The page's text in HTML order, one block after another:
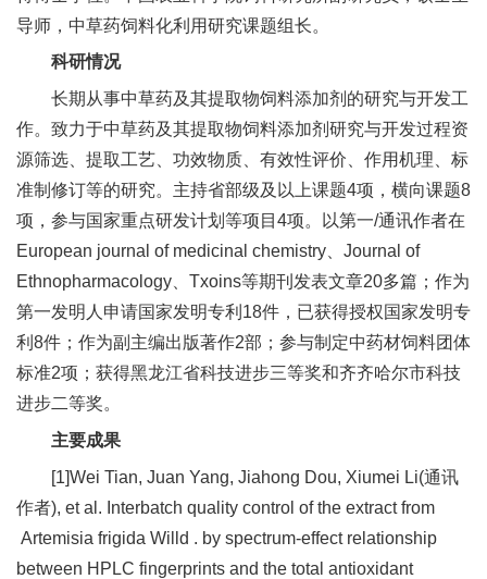
伍
教
育
交
流
合
作
工
导师，中草药饲料化利用研究课题组长。
科研情况
长期从事中草药及其提取物饲料添加剂的研究与开发工
作。致力于中草药及其提取物饲料添加剂研究与开发过程资
源筛选、提取工艺、功效物质、有效性评价、作用机理、标
准制修订等的研究。主持省部级及以上课题4项，横向课题8
项，参与国家重点研发计划等项目4项。以第一/通讯作者在
European journal of medicinal chemistry、Journal of
Ethnopharmacology、Txoins等期刊发表文章20多篇；作为
第一发明人申请国家发明专利18件，已获得授权国家发明专
利8件；作为副主编出版著作2部；参与制定中药材饲料团体
标准2项；获得黑龙江省科技进步三等奖和齐齐哈尔市科技
进步二等奖。
主要成果
[1]Wei Tian, Juan Yang, Jiahong Dou, Xiumei Li(通讯
作者), et al. Interbatch quality control of the extract from
Artemisia frigida Willd . by spectrum-effect relationship
between HPLC fingerprints and the total antioxidant